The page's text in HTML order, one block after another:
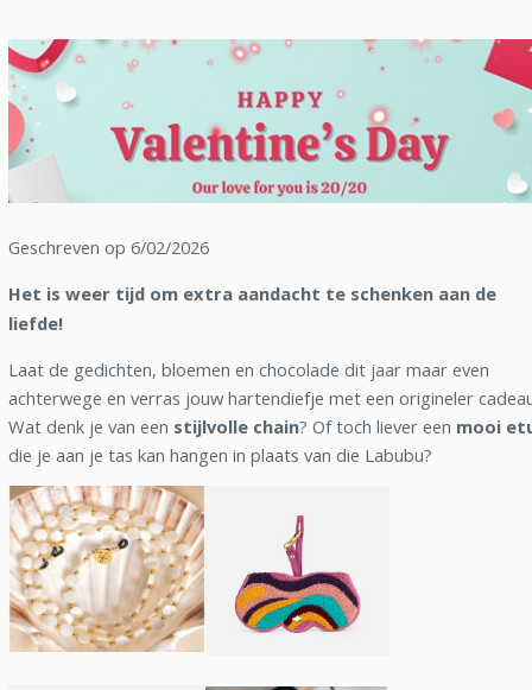
Geschreven op 6/02/2026
Het is weer tijd om extra aandacht te schenken aan de
liefde!
Laat de gedichten, bloemen en chocolade dit jaar maar even
achterwege en verras jouw hartendiefje met een origineler
Wat denk je van een stijlvolle chain? Of toch liever een mooi
die je aan je tas kan hangen in plaats van die Labubu?